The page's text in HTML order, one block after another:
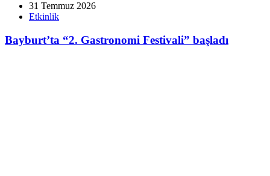
31 Temmuz 2026
Etkinlik
Bayburt’ta “2. Gastronomi Festivali” başladı